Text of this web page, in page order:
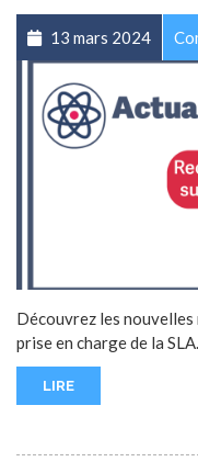
13 mars 2024
Découvrez les
prise en charge de la SLA.
LIRE